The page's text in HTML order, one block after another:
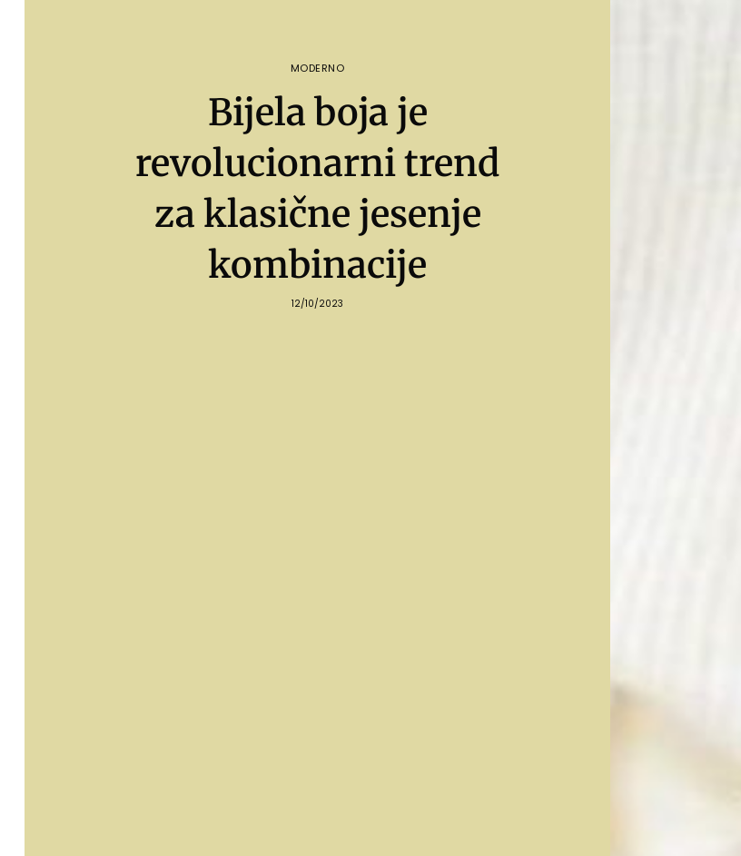
MODERNO
Bijela boja je
revolucionarni trend
za klasične jesenje
kombinacije
12/10/2023